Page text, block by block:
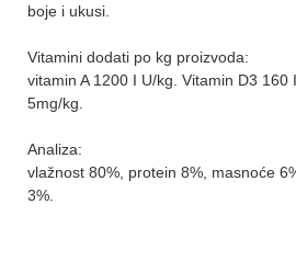
boje i ukusi.
Vitamini dodati po kg proizvoda:
vitamin A 1200 I U/kg. Vitamin D3 160
5mg/kg.
Analiza:
vlažnost 80%, protein 8%, masnoće
3%.